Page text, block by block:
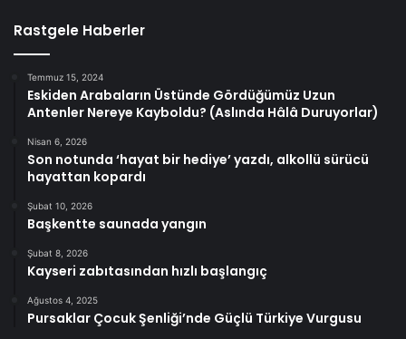
Rastgele Haberler
Temmuz 15, 2024
Eskiden Arabaların Üstünde Gördüğümüz Uzun
Antenler Nereye Kayboldu? (Aslında Hâlâ Duruyorlar)
Nisan 6, 2026
Son notunda ‘hayat bir hediye’ yazdı, alkollü sürücü
hayattan kopardı
Şubat 10, 2026
Başkentte saunada yangın
Şubat 8, 2026
Kayseri zabıtasından hızlı başlangıç
Ağustos 4, 2025
Pursaklar Çocuk Şenliği’nde Güçlü Türkiye Vurgusu